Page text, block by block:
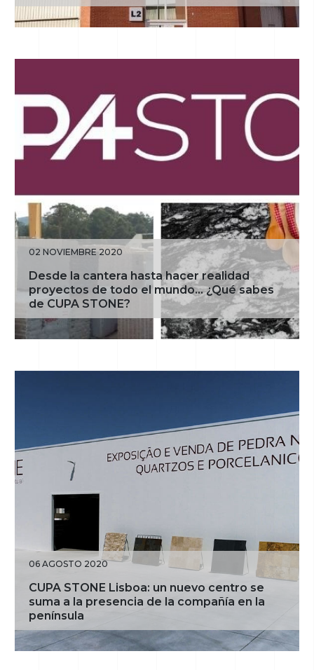
02 NOVIEMBRE 2020
Desde la cantera hasta hacer realidad
proyectos de todo el mundo… ¿Qué sabes
de CUPA STONE?
06 AGOSTO 2020
CUPA STONE Lisboa: un nuevo centro se
suma a la presencia de la compañía en la
península